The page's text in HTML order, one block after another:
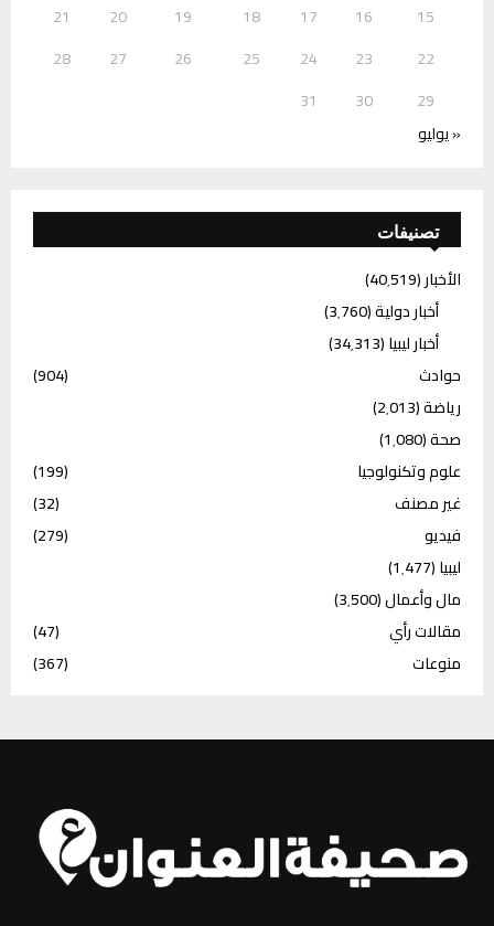
15
16
17
18
19
20
21
22
23
24
25
26
27
28
29
30
31
« يوليو
تصنيفات
الأخبار(40٬519)
أخبار دولية(3٬760)
أخبار ليبيا(34٬313)
حوادث
(904)
رياضة(2٬013)
صحة(1٬080)
علوم وتكنولوجيا
(199)
غير مصنف
(32)
فيديو
(279)
ليبيا(1٬477)
مال وأعمال(3٬500)
مقالات رأي
(47)
منوعات
(367)